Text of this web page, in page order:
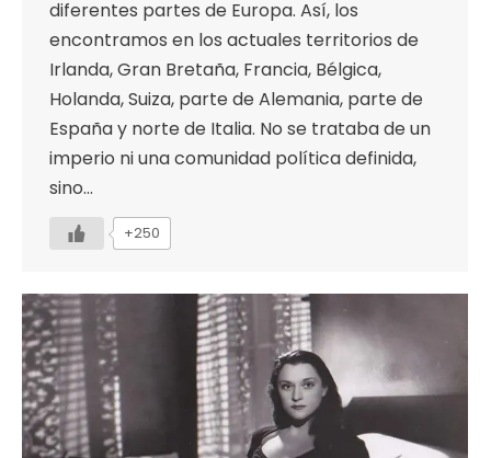
diferentes partes de Europa. Así, los
encontramos en los actuales territorios de
Irlanda, Gran Bretaña, Francia, Bélgica,
Holanda, Suiza, parte de Alemania, parte de
España y norte de Italia. No se trataba de un
imperio ni una comunidad política definida,
sino…
+250